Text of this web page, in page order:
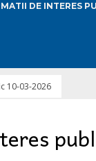
DE INTERES
10-03-2026